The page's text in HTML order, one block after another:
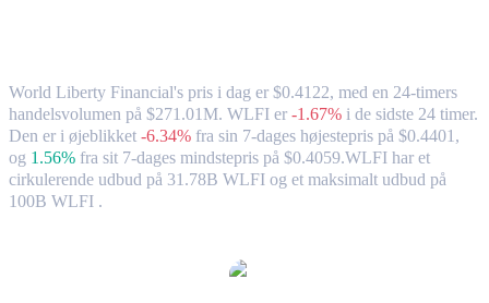
World Liberty Financial's pris i dag er $0.4122, med en 24-timers
handelsvolumen på $271.01M. WLFI er -1.67% i de sidste 24 timer.
Den er i øjeblikket -6.34% fra sin 7-dages højestepris på $0.4401,
og 1.56% fra sit 7-dages mindstepris på $0.4059.WLFI har et
cirkulerende udbud på 31.78B WLFI og et maksimalt udbud på
100B WLFI .